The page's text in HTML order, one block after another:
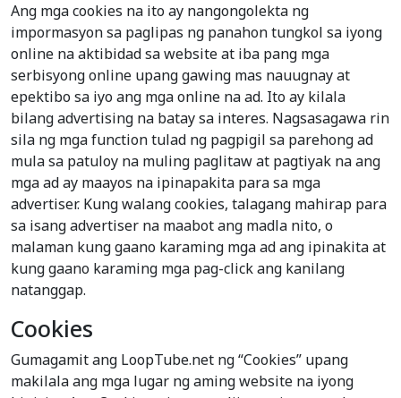
Ang mga cookies na ito ay nangongolekta ng
impormasyon sa paglipas ng panahon tungkol sa iyong
online na aktibidad sa website at iba pang mga
serbisyong online upang gawing mas nauugnay at
epektibo sa iyo ang mga online na ad. Ito ay kilala
bilang advertising na batay sa interes. Nagsasagawa rin
sila ng mga function tulad ng pagpigil sa parehong ad
mula sa patuloy na muling paglitaw at pagtiyak na ang
mga ad ay maayos na ipinapakita para sa mga
advertiser. Kung walang cookies, talagang mahirap para
sa isang advertiser na maabot ang madla nito, o
malaman kung gaano karaming mga ad ang ipinakita at
kung gaano karaming mga pag-click ang kanilang
natanggap.
Cookies
Gumagamit ang LoopTube.net ng “Cookies” upang
makilala ang mga lugar ng aming website na iyong